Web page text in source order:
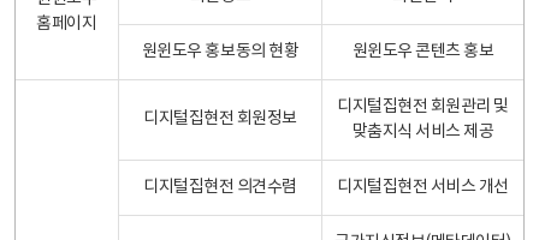
홈페이지
원윈도우 홍보동의 현황 원윈도우 콘텐츠 홍보
디지털집현전 회원정보
디지털집현전 회원관리 및
맞춤지식 서비스 제공
디지털집현전 의견수렴 디지털집현전 서비스 개선